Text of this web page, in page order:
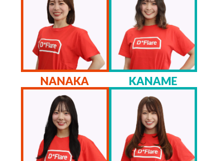
NANAKA KANAME